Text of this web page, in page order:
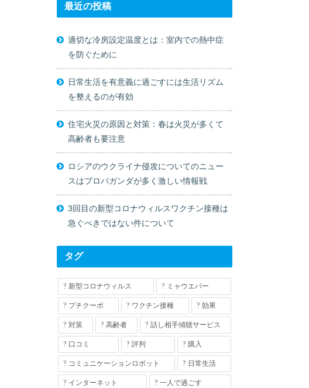
最近の投稿
適切な冷房設定温度とは：室内での熱中症
を防ぐために
日常生活を有意義に過ごすには生活リズム
を整えるのが有効
住宅火災の原因と対策：春は火災が多くて
高齢者も要注意
ロシアのウクライナ侵攻についてのニュー
スはプロパガンダが多く激しい情報戦
3回目の新型コロナウィルスワクチン接種は
急ぐべきではない件について
タグ
新型コロナウィルス ミャウエバー
プチクーボ ワクチン接種 効果
対策 高齢者 話し相手傾聴サービス
口コミ 評判 購入
コミュニケーションロボット 日常生活
インターネット 一人で過ごす